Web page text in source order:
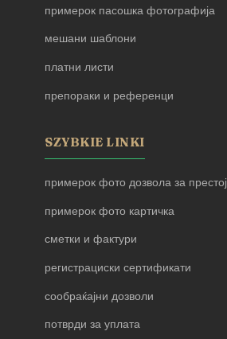
примерок пасошка фотографија
мешани шаблони
платни листи
препораки и референци
SZYBKIE LINKI
примерок фото дозвола за престој
примерок фото картичка
сметки и фактури
регистрациски сертификати
сообраќајни дозволи
потврди за уплата